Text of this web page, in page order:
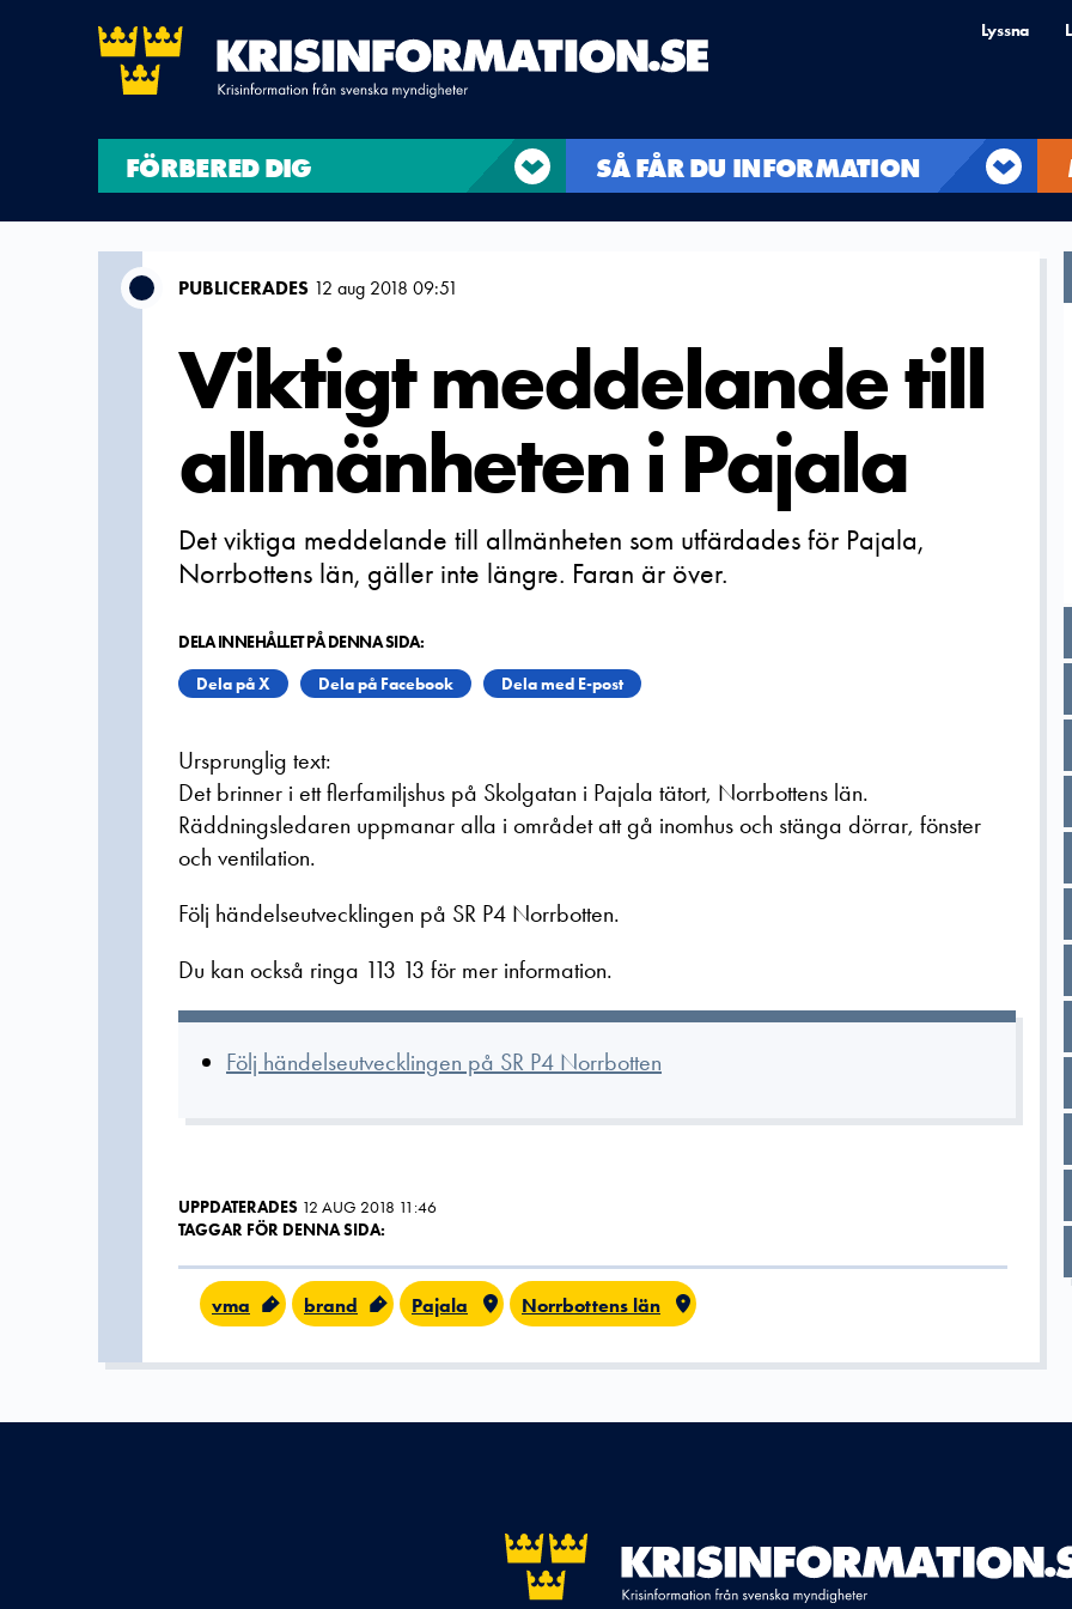
Lyssna
FÖRBERED DIG SÅ FÅR DU INFORMATION
PUBLICERADES 12 aug 2018 09:51
Viktigt meddelande till
allmänheten i Pajala
Det viktiga meddelande till allmänheten som utfärdades för Pajala,
Norrbottens län, gäller inte längre. Faran är över.
DELA INNEHÅLLET PÅ DENNA SIDA:
Dela på X
Dela på Facebook Dela med E-post
Ursprunglig text:
Det brinner i ett flerfamiljshus på Skolgatan i Pajala tätort, Norrbottens län.
Räddningsledaren uppmanar alla i området att gå inomhus och stänga dörrar, fönster
och ventilation.
Följ händelseutvecklingen på SR P4 Norrbotten.
Du kan också ringa 113 13 för mer information.
Följ händelseutvecklingen på SR P4 Norrbotten
UPPDATERADES 12 AUG 2018 11:46
TAGGAR FÖR DENNA SIDA:
vma brand Pajala Norrbottens län